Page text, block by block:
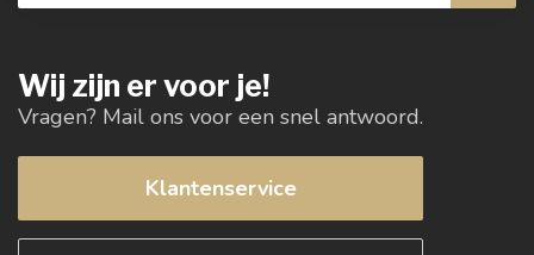
Wij zijn er voor je!
Vragen? Mail ons voor een snel antwoord.
Klantenservice